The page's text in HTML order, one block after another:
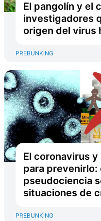
El pangolín y el
investigadores
origen del virus
PREBUNKING
El coronavirus
para prevenirlo:
pseudociencia
situaciones de
PREBUNKING